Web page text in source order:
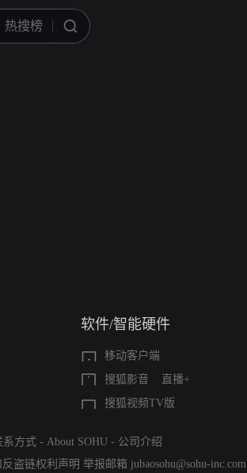
软件/智能硬件
移动客户端
搜狐影音
直播+
搜狐视频TV版
系方式 - About SOHU - 公司介绍
盗链权利声明 举报邮箱 jubaosohu@sohu-inc.com